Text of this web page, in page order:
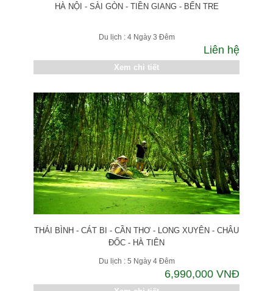
HÀ NỘI - SÀI GÒN - TIỀN GIANG - BẾN TRE
Du lịch : 4 Ngày 3 Đêm
Liên hệ
Xem chi tiết
THÁI BÌNH - CÁT BI - CẦN THƠ - LONG XUYÊN - CHÂU
ĐỐC - HÀ TIÊN
Du lịch : 5 Ngày 4 Đêm
6,990,000 VNĐ